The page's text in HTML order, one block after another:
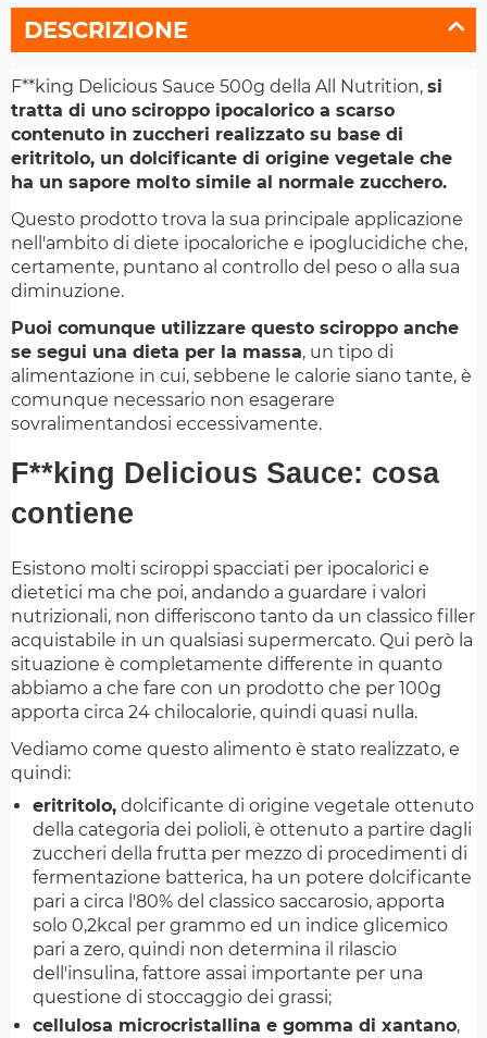
DESCRIZIONE
F**king Delicious Sauce 500g della All Nutrition, si
tratta di uno sciroppo ipocalorico a scarso
contenuto in zuccheri realizzato su base di
eritritolo, un dolcificante di origine vegetale che
ha un sapore molto simile al normale zucchero.
Questo prodotto trova la sua principale applicazione
nell'ambito di diete ipocaloriche e ipoglucidiche che,
certamente, puntano al controllo del peso o alla sua
diminuzione.
Puoi comunque utilizzare questo sciroppo anche
se segui una dieta per la massa, un tipo di
alimentazione in cui, sebbene le calorie siano tante, è
comunque necessario non esagerare
sovralimentandosi eccessivamente.
F**king Delicious Sauce: cosa
contiene
Esistono molti sciroppi spacciati per ipocalorici e
dietetici ma che poi, andando a guardare i valori
nutrizionali, non differiscono tanto da un classico filler
acquistabile in un qualsiasi supermercato. Qui però la
situazione è completamente differente in quanto
abbiamo a che fare con un prodotto che per 100g
apporta circa 24 chilocalorie, quindi quasi nulla.
Vediamo come questo alimento è stato realizzato, e
quindi:
eritritolo, dolcificante di origine vegetale ottenuto
della categoria dei polioli, è ottenuto a partire dagli
zuccheri della frutta per mezzo di procedimenti di
fermentazione batterica, ha un potere dolcificante
pari a circa l'80% del classico saccarosio, apporta
solo 0,2kcal per grammo ed un indice glicemico
pari a zero, quindi non determina il rilascio
dell'insulina, fattore assai importante per una
questione di stoccaggio dei grassi;
cellulosa microcristallina e gomma di xantano,